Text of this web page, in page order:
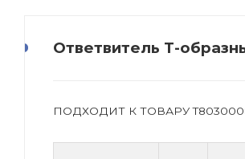
Ответвитель Т-
ПОДХОДИТ К ТОВАРУ